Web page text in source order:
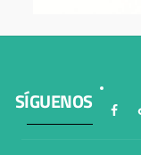
SÍGUENOS